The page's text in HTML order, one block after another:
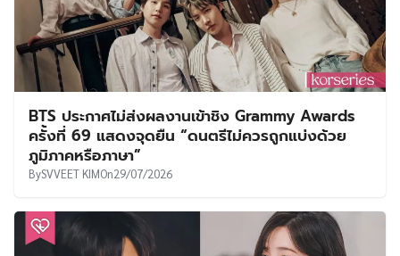
BTS ประกาศไม่ส่งผลงานเข้าชิง Grammy Awards
ครั้งที่ 69 แสดงจุดยืน “ดนตรีไม่ควรถูกแบ่งด้วย
ภูมิภาคหรือภาษา”
BySVVEET KIMOn29/07/2026